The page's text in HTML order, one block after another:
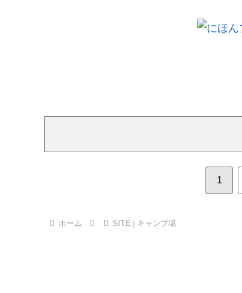
1
ホーム SITE | キャンプ場